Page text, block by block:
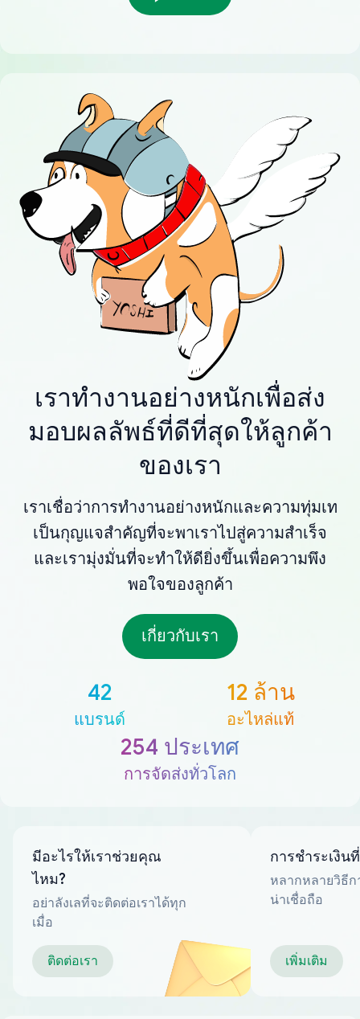
เราทำงานอย่างหนักเพื่อส่ง
มอบผลลัพธ์ที่ดีที่สุดให้ลูกค้า
ของเรา
เราเชื่อว่าการทำงานอย่างหนักและความทุ่มเท
เป็นกุญแจสำคัญที่จะพาเราไปสู่ความสำเร็จ
และเรามุ่งมั่นที่จะทำให้ดียิ่งขึ้นเพื่อความพึง
พอใจของลูกค้า
เกี่ยวกับเรา
42
แบรนด์
12 ล้าน
อะไหล่แท้
254 ประเทศ
การจัดส่งทั่วโลก
มีอะไรให้เราช่วยคุณ
ไหม?
อย่าลังเลที่จะติดต่อเราได้ทุก
เมื่อ
ติดต่อเรา
การชำระเงิน
หลากหลายวิธีก
น่าเชื่อถือ
เพิ่มเติม